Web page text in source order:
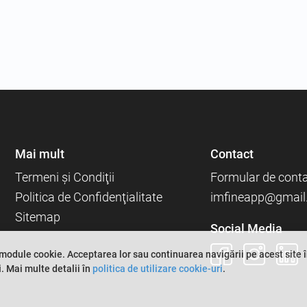
cookie. Acceptarea lor sau continuarea navigării pe acest site
Mai multe detalii în politica de utilizare cookie-uri.
Mai mult
Termeni şi Condiţii
Politica de Confidenţialitate
Sitemap
Contact
Formular de
Social Media